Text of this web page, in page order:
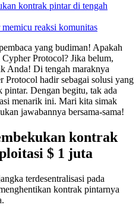
kontrak pintar di tengah
reaksi komunitas
yang budiman! Apakah
Protocol? Jika belum,
Anda! Di tengah maraknya
Protocol hadir sebagai solusi yang
Dengan begitu, tak ada
menarik ini. Mari kita simak
jawabannya bersama-sama!
kontrak
$ 1 juta
terdesentralisasi pada
kontrak pintarnya